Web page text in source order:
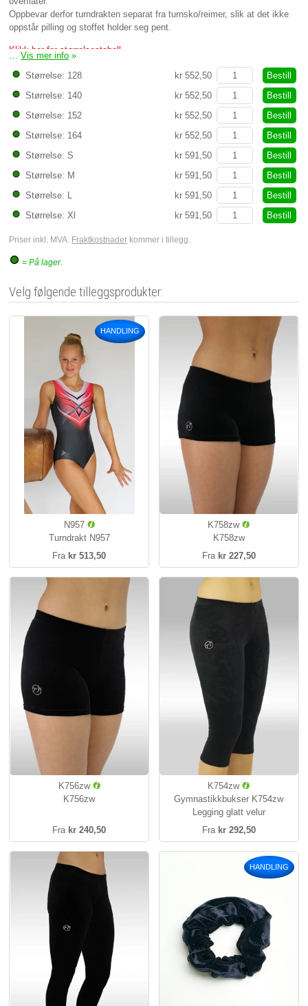
Oppbevar derfor turndrakten separat fra turnsko/reimer, slik at det ikke
oppstår pilling og stoffet holder seg pent.
…Vis mer info »
Klikk her for størrelsestabell
Størrelse: 128 kr 552,50
Bestill
Størrelse: 140
kr 552,50
Bestill
Størrelse: 152
kr 552,50
Bestill
Størrelse: 164
kr 552,50
Bestill
Størrelse: S
kr 591,50
Bestill
Størrelse: M
kr 591,50
Bestill
Størrelse: L
kr 591,50
Bestill
Størrelse: Xl
kr 591,50 Bestill
Priser inkl. MVA. Fraktkostnader kommer i tillegg.
= På lager.
Velg følgende tilleggsprodukter:
HANDLING
N957
Turndrakt N957
Fra kr 513,50
K758zw
K758zw
Frakr 227,50
K756zw
K756zw
Frakr 240,50
K754zw
Gymnastikkbukser K754zw
Legging glatt velur
Frakr 292,50
HANDLING